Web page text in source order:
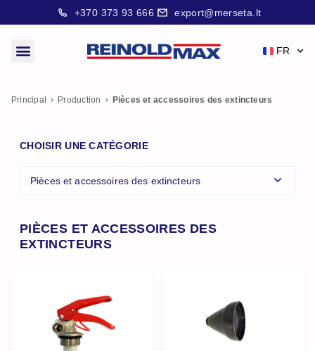
+370 373 93 666 export@merseta.lt
FR
Principal Production Pièces et accessoires des extincteurs
CHOISIR UNE CATÉGORIE
Pièces et accessoires des extincteurs
PIÈCES ET ACCESSOIRES DES
EXTINCTEURS